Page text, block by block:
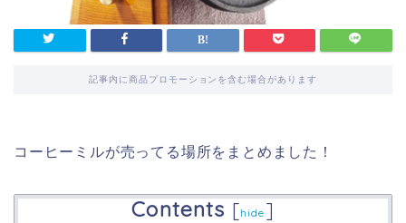
記事内に商品プロモーションを含む場合があります
コーヒーミルが売ってる場所をまとめました！
Contents [hide ]